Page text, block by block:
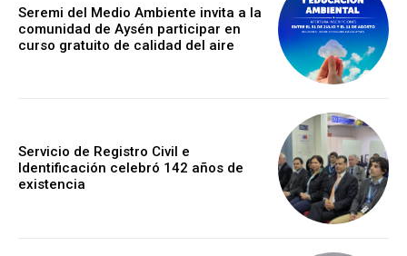
Seremi del Medio Ambiente invita a la
comunidad de Aysén participar en
curso gratuito de calidad del aire
Servicio de Registro Civil e
Identificación celebró 142 años de
existencia